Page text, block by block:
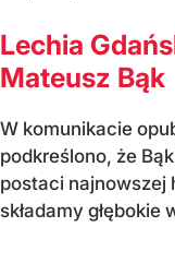
Lechia
Mateusz Bąk
W komunikacie
podkreślono, że
postaci najnowszej
składamy głębokie